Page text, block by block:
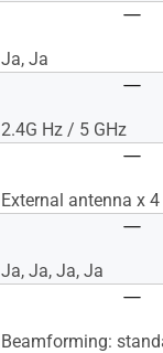
Ja, Ja
2.4G Hz / 5 GHz
External antenna x 4
Ja, Ja, Ja, Ja
Beamforming: